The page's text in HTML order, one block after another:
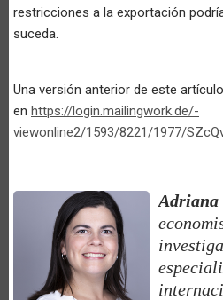
restricciones a la exportación
suceda.
Una versión anterior de este
en https://login.mailingwork.de/-
viewonline2/1593/8221/1977/
Adriana